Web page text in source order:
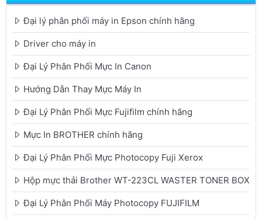
Đại lý phân phối máy in Epson chính hãng
Driver cho máy in
Đại Lý Phân Phối Mực In Canon
Hướng Dẫn Thay Mực Máy In
Đại Lý Phân Phối Mực Fujifilm chính hãng
Mực In BROTHER chính hãng
Đại Lý Phân Phối Mực Photocopy Fuji Xerox
Hộp mực thải Brother WT-223CL WASTER TONER BOX
Đại Lý Phân Phối Máy Photocopy FUJIFILM